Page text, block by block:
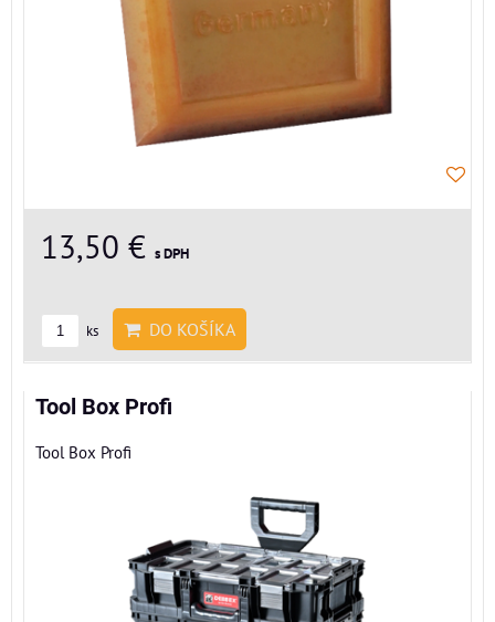
13,50 € s DPH
ks DO KOŠÍKA
Tool Box Profi
Tool Box Profi